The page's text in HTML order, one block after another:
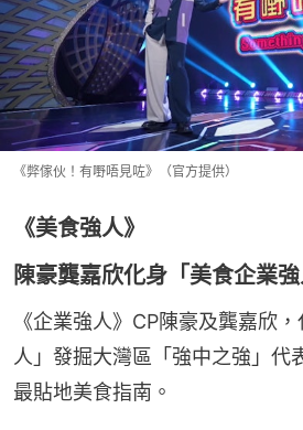
《弊傢伙！有嘢唔見咗》（官方提供）
《美食強人》
陳豪龔嘉欣化身「美食企業強
《企業強人》CP陳豪及龔嘉欣
人」發掘大灣區「強中之強」代
最貼地美食指南。